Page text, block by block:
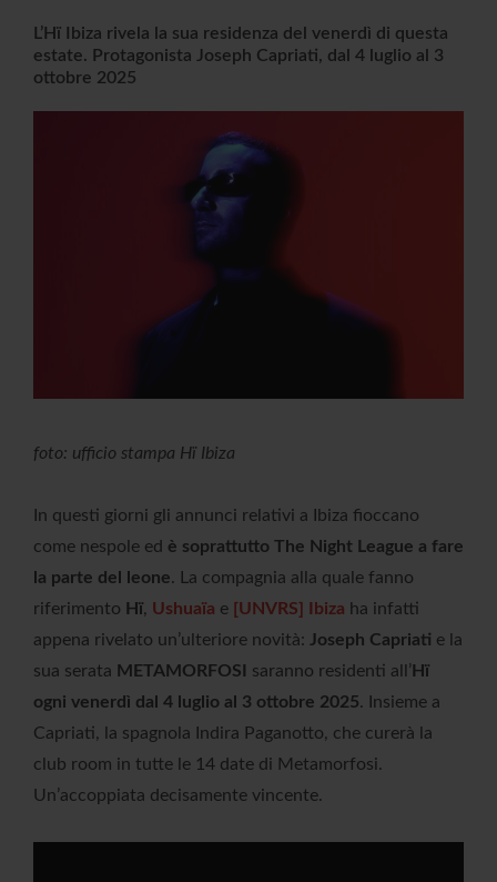
L’Hï Ibiza rivela la sua residenza del venerdì di questa
estate. Protagonista Joseph Capriati, dal 4 luglio al 3
ottobre 2025
foto: ufficio stampa Hï Ibiza
In questi giorni gli annunci relativi a Ibiza fioccano
come nespole ed è soprattutto The Night League a fare
la parte del leone. La compagnia alla quale fanno
riferimento Hï, Ushuaïa e [UNVRS] Ibiza ha infatti
appena rivelato un’ulteriore novità: Joseph Capriati e la
sua serata METAMORFOSI saranno residenti all’ Hï
ogni venerdì dal 4 luglio al 3 ottobre 2025. Insieme a
Capriati, la spagnola Indira Paganotto, che curerà la
club room in tutte le 14 date di Metamorfosi.
Un’accoppiata decisamente vincente.